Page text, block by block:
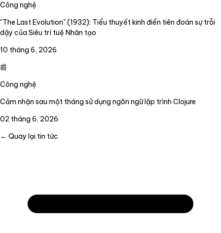
Công nghệ
"The Last Evolution" (1932): Tiểu thuyết kinh điển tiên đoán sự trỗi
dậy của Siêu trí tuệ Nhân tạo
10 tháng 6, 2026
📰
Công nghệ
Cảm nhận sau một tháng sử dụng ngôn ngữ lập trình Clojure
02 tháng 6, 2026
← Quay lại tin tức